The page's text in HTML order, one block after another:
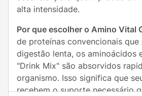
alta intensidade.
Por que escolher o Amino Vital
de proteínas convencionais que
digestão lenta, os aminoácidos
"Drink Mix" são absorvidos
organismo. Isso significa que
recebem o suporte necessário